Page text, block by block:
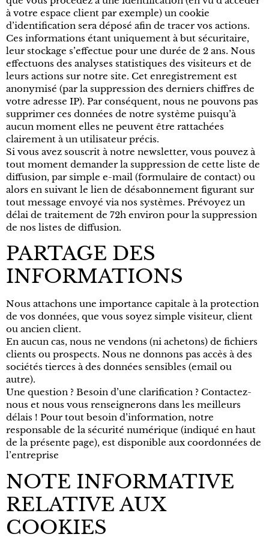
à votre espace client par exemple) un cookie
d’identification sera déposé afin de tracer vos actions.
Ces informations étant uniquement à but sécuritaire,
leur stockage s’effectue pour une durée de 2 ans. Nous
effectuons des analyses statistiques des visiteurs et de
leurs actions sur notre site. Cet enregistrement est
anonymisé (par la suppression des derniers chiffres de
votre adresse IP). Par conséquent, nous ne pouvons pas
supprimer ces données de notre système puisqu’à
aucun moment elles ne peuvent être rattachées
clairement à un utilisateur précis.
Si vous avez souscrit à notre newsletter, vous pouvez à
tout moment demander la suppression de cette liste de
diffusion, par simple e-mail (formulaire de contact) ou
alors en suivant le lien de désabonnement figurant sur
tout message envoyé via nos systèmes. Prévoyez un
délai de traitement de 72h environ pour la suppression
de nos listes de diffusion.
PARTAGE DES
INFORMATIONS
Nous attachons une importance capitale à la protection
de vos données, que vous soyez simple visiteur, client
ou ancien client.
En aucun cas, nous ne vendons (ni achetons) de fichiers
clients ou prospects. Nous ne donnons pas accès à des
sociétés tierces à des données sensibles (email ou
autre).
Une question ? Besoin d’une clarification ? Contactez-
nous et nous vous renseignerons dans les meilleurs
délais ! Pour tout besoin d’information, notre
responsable de la sécurité numérique (indiqué en haut
de la présente page), est disponible aux coordonnées de
l’entreprise
NOTE INFORMATIVE
RELATIVE AUX
COOKIES